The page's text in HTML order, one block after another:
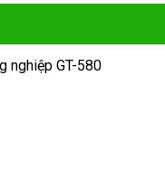
nghiệp GT-580